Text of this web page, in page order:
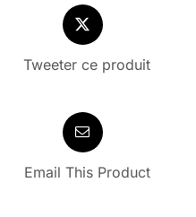
Tweeter ce produit
Email This Product